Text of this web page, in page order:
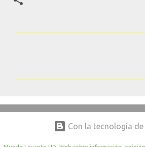
n
Con la tecnología